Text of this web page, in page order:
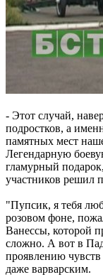
- Этот случай,
подростков, а
памятных мест
Легендарную
гламурный
участников решил
"Пупсик, я тебя
розовом фоне,
Ванессы, которой
сложно. А вот в
проявлению
даже варварским.